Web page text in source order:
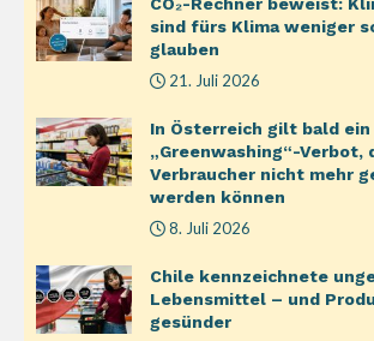
sind fürs Klima weniger
glauben
21. Juli 2026
In Österreich gilt bald ein
„Greenwashing“-Verbot,
Verbraucher nicht mehr
werden können
8. Juli 2026
Chile kennzeichnete
Lebensmittel – und
gesünder